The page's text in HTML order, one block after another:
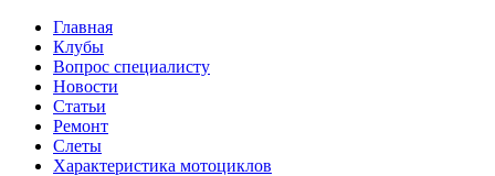
Перейти
содержимому
Главная
Клубы
Вопрос специалисту
Новости
Статьи
Ремонт
Слеты
Характеристика мотоциклов